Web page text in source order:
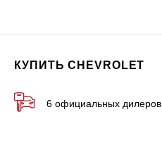
КУПИТЬ CHEVROLET
6 официальных дилеров